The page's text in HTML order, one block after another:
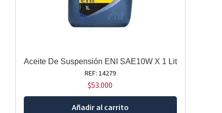
Aceite De Suspensión ENI SAE10W X 1 Lit
REF: 14279
$53.000
Añadir al carrito